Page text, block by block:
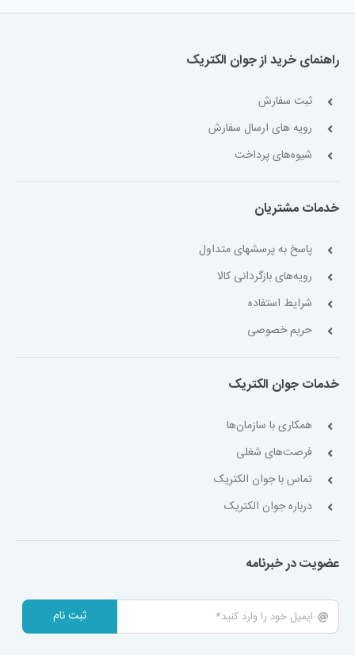
راهنمای خرید از جوان الکتریک
ثبت سفارش
رویه های ارسال سفارش
شیوه‌های پرداخت
خدمات مشتریان
پاسخ به پرسشهای متداول
رویه‌های بازگردانی کالا
شرایط استفاده
حریم خصوصی
خدمات جوان الکتریک
همکاری با سازمان‌ها
فرصت‌های شغلی
تماس با جوان الکتریک
درباره جوان الکتریک
عضویت در خبرنامه
ثبت نام